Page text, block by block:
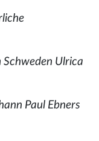
Schweden Ulrica
Paul Ebners